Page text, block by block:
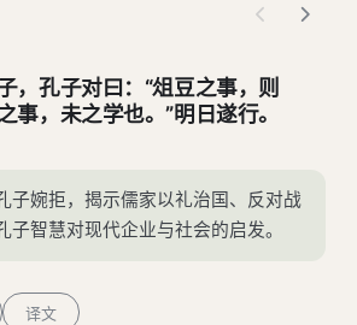
，孔子对曰：“俎豆之事，则
事，未之学也。”明日遂行。
子婉拒，揭示儒家以礼治国、反对战
子智慧对现代企业与社会的启发。
译文